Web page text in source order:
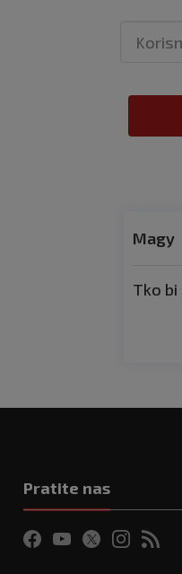
Magy
Tko bi
Pratite nas